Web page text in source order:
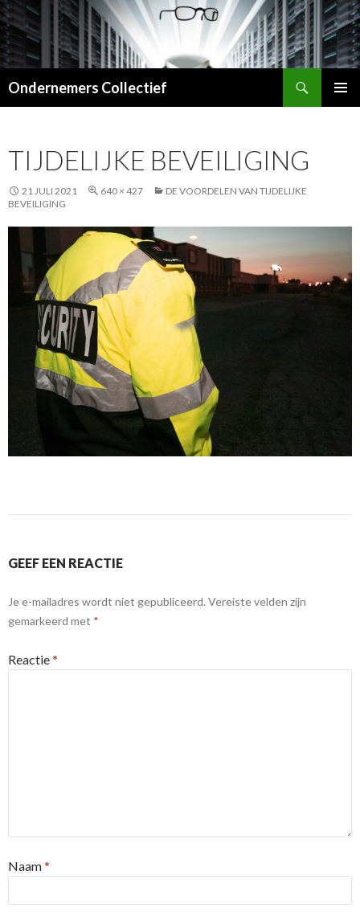
Ondernemers Collectief
TIJDELIJKE BEVEILIGING
21 JULI 2021 640 × 427
DE VOORDELEN VAN TIJDELIJKE
BEVEILIGING
GEEF EEN REACTIE
Je e-mailadres wordt niet gepubliceerd. Vereiste velden zijn
gemarkeerd met *
Reactie*
Naam*